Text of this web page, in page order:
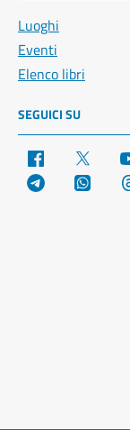
Luoghi
Eventi
Elenco libri
SEGUICI SU
Facebook
Telegram